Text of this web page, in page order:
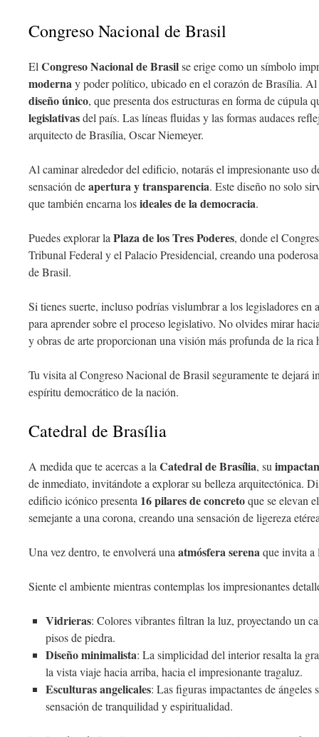
Congreso Nacional de Brasil
El Congreso Nacional de Brasilse erige como un símbolo
modernay poder político, ubicado en el corazón de Brasília.
diseño único, que presenta dos estructuras en forma de cúpula
legislativasdel país. Las líneas fluidas y las formas audaces
arquitecto de Brasília, Oscar Niemeyer.
Al caminar alrededor del edificio, notarás el impresionante uso
sensación deapertura y transparencia. Este diseño no solo
que también encarna losideales de la democracia.
Puedes explorar la Plaza de los Tres Poderes, donde el
Tribunal Federal y el Palacio Presidencial, creando una
de Brasil.
Si tienes suerte, incluso podrías vislumbrar a los legisladores
para aprender sobre el proceso legislativo. No olvides mirar
y obras de arte proporcionan una visión más profunda de la
Tu visita al Congreso Nacional de Brasil seguramente te dejará
espíritu democrático de la nación.
Catedral de Brasília
A medida que te acercas a la Catedral de Brasília, su
de inmediato, invitándote a explorar su belleza arquitectónica.
edificio icónico presenta 16 pilares de concretoque se elevan
semejante a una corona, creando una sensación de ligereza
Una vez dentro, te envolverá una atmósfera serenaque invita a
Siente el ambiente mientras contemplas los impresionantes
Vidrieras: Colores vibrantes filtran la luz, proyectando un
pisos de piedra.
Diseño minimalista: La simplicidad del interior resalta la
la vista viaje hacia arriba, hacia el impresionante tragaluz.
Esculturas angelicales: Las figuras impactantes de ángeles
sensación de tranquilidad y espiritualidad.